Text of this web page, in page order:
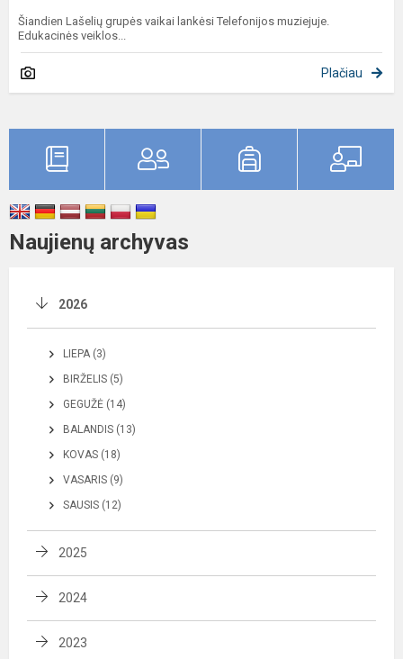
Šiandien Lašelių grupės vaikai lankėsi Telefonijos muziejuje.
Edukacinės veiklos...
Plačiau
Naujienų archyvas
2026
LIEPA (3)
BIRŽELIS (5)
GEGUŽĖ (14)
BALANDIS (13)
KOVAS (18)
VASARIS (9)
SAUSIS (12)
2025
2024
2023